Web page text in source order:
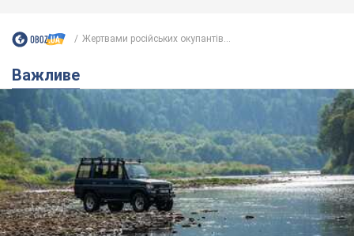
Жертвами російських окупантів...
Важливе